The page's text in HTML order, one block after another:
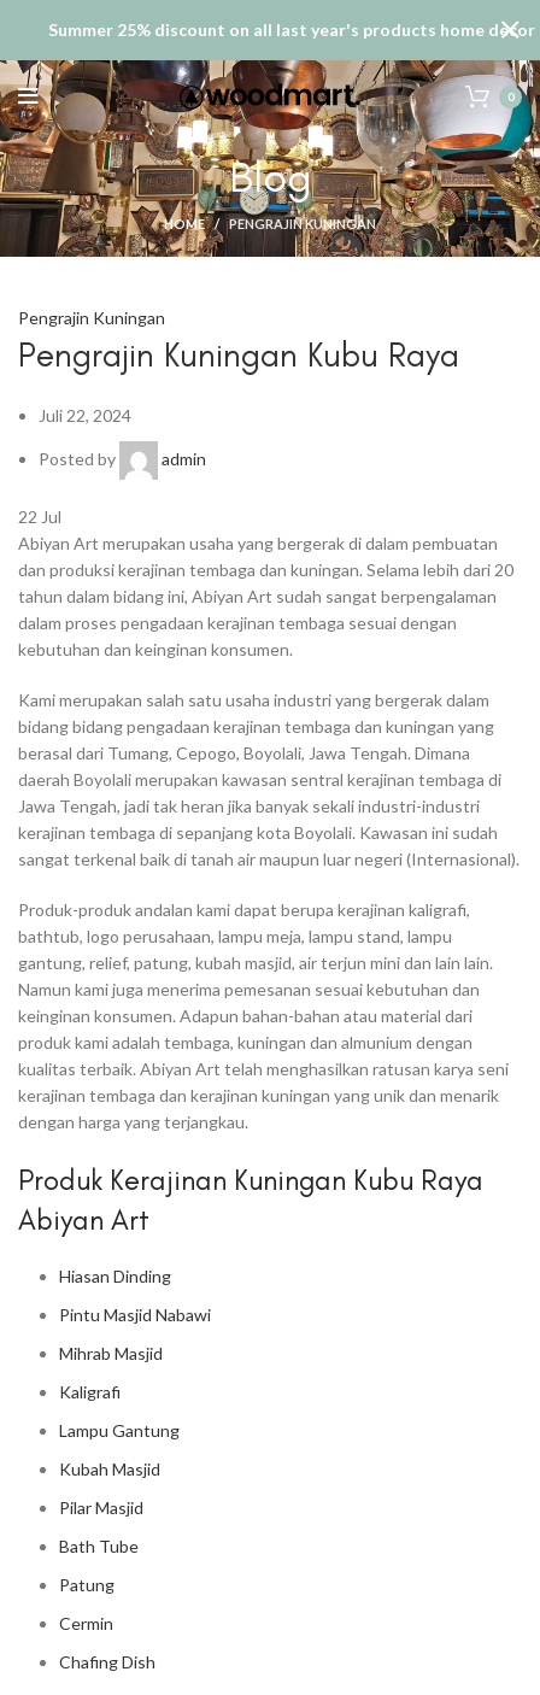
0
Blog
HOME PENGRAJIN KUNINGAN
Pengrajin Kuningan
Pengrajin Kuningan Kubu Raya
Juli 22, 2024
Posted by admin
22 Jul
Abiyan Art merupakan usaha yang bergerak di dalam pembuatan
dan produksi kerajinan tembaga dan kuningan. Selama lebih dari 20
tahun dalam bidang ini, Abiyan Art sudah sangat berpengalaman
dalam proses pengadaan kerajinan tembaga sesuai dengan
kebutuhan dan keinginan konsumen.
Kami merupakan salah satu usaha industri yang bergerak dalam
bidang bidang pengadaan kerajinan tembaga dan kuningan yang
berasal dari Tumang, Cepogo, Boyolali, Jawa Tengah. Dimana
daerah Boyolali merupakan kawasan sentral kerajinan tembaga di
Jawa Tengah, jadi tak heran jika banyak sekali industri-industri
kerajinan tembaga di sepanjang kota Boyolali. Kawasan ini sudah
sangat terkenal baik di tanah air maupun luar negeri (Internasional).
Produk-produk andalan kami dapat berupa kerajinan kaligrafi,
bathtub, logo perusahaan, lampu meja, lampu stand, lampu
gantung, relief, patung, kubah masjid, air terjun mini dan lain lain.
Namun kami juga menerima pemesanan sesuai kebutuhan dan
keinginan konsumen. Adapun bahan-bahan atau material dari
produk kami adalah tembaga, kuningan dan almunium dengan
kualitas terbaik. Abiyan Art telah menghasilkan ratusan karya seni
kerajinan tembaga dan kerajinan kuningan yang unik dan menarik
dengan harga yang terjangkau.
Produk Kerajinan Kuningan Kubu Raya
Abiyan Art
Hiasan Dinding
Pintu Masjid Nabawi
Mihrab Masjid
Kaligrafi
Lampu Gantung
Kubah Masjid
Pilar Masjid
Bath Tube
Patung
Cermin
Chafing Dish
Summer 25% discount on all last year's products home decor